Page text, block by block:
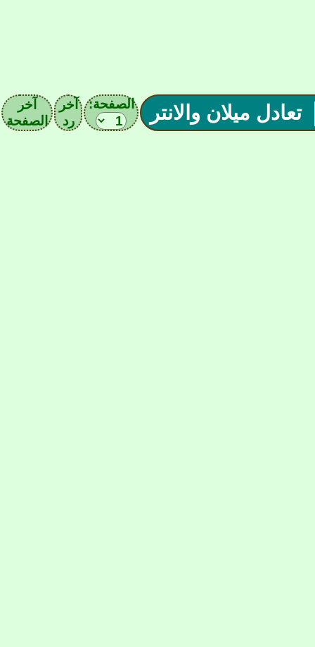
الصفحة:
آخر
رد
آخر
الصفحة